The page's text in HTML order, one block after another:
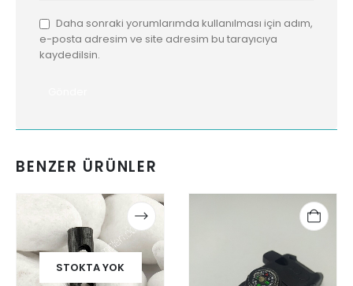
Daha sonraki yorumlarımda kullanılması için adım,
e-posta adresim ve site adresim bu tarayıcıya
kaydedilsin.
BENZER ÜRÜNLER
STOKTA YOK